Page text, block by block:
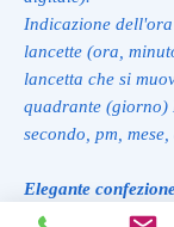
Indicazione
lancette (ora,
lancetta che si
quadrante (giorno)
secondo, pm, mese,
Elegante
Certificato di